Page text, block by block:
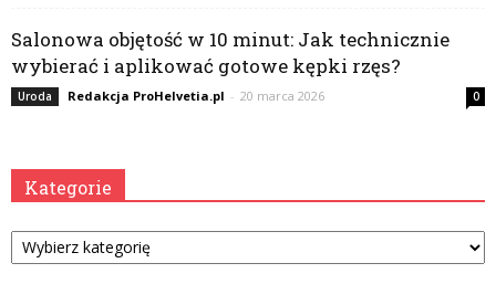
Salonowa objętość w 10 minut: Jak technicznie
wybierać i aplikować gotowe kępki rzęs?
Uroda Redakcja ProHelvetia.pl - 20 marca 2026 0
Kategorie
Kategorie